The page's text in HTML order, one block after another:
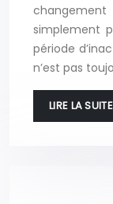
simplement
période
n’est pas
LIRE LA SUITE